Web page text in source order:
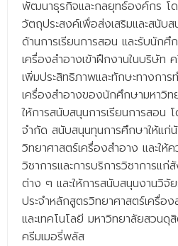
- - อุตสาหกรรมชีวภาพเพื่อธุรกิจ
- ศึกษาศาสตรบัณฑิต
- - วิทยาศาสตร์ทั่วไป
- เทคโนโลยีบัณฑิต
- - เทคโนโลยีสารสนเทศ
ศูนย์บริการ
- ศูนย์เครื่องมือปฏิบัติการวิทยาศาสตร์
- ศูนย์สิ่งแวดล้อม
- ศูนย์ปัญญาประดิษฐ์เพื่อการศึกษา
พัฒนาธุรกิจและกลยุทธ์องค์กร โ
วัตถุประสงค์เพื่อส่งเสริมและสนับ
ด้านการเรียนการสอน และรับนัก
เครื่องสำอางเข้าฝึกงานในบริษัท
เพิ่มประสิทธิภาพและทักษะทางกา
เครื่องสำอางของนักศึกษามหาวิ
ให้การสนับสนุนการเรียนการสอน
จำกัด สนับสนุนทุนการศึกษาให้แก่
วิทยาศาสตร์เครื่องสำอาง และให้
วิชาการและการบริการวิชาการแก่
ต่าง ๆ และให้การสนับสนุนงานวิจั
ประจำหลักสูตรวิทยาศาสตร์เครื่อ
และเทคโนโลยี มหาวิทยาลัยสวนดุ
ครีมเมอรี่พลัส